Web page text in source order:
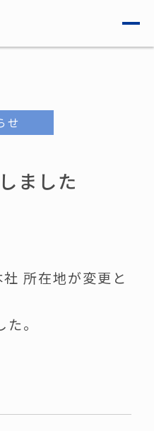
せ
ました
所在地が変更と
。